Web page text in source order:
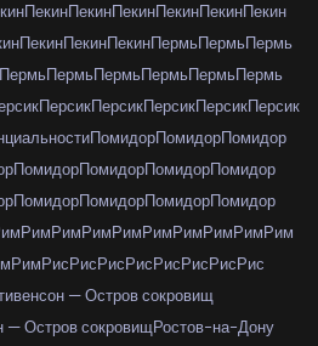
ПекинПекинПекинПекинПекинПекин
ПекинПекинПекинПермьПермьПермь
ПермьПермьПермьПермьПермьПермь
ПерсикПерсикПерсикПерсикПерсик
ПомидорПомидорПомидор
ПомидорПомидорПомидорПомидор
ПомидорПомидорПомидорПомидор
РимРимРимРимРимРимРимРимРим
РимРисРисРисРисРисРисРисРис
— Остров сокровищ
— Остров сокровищРостов-на-Дону